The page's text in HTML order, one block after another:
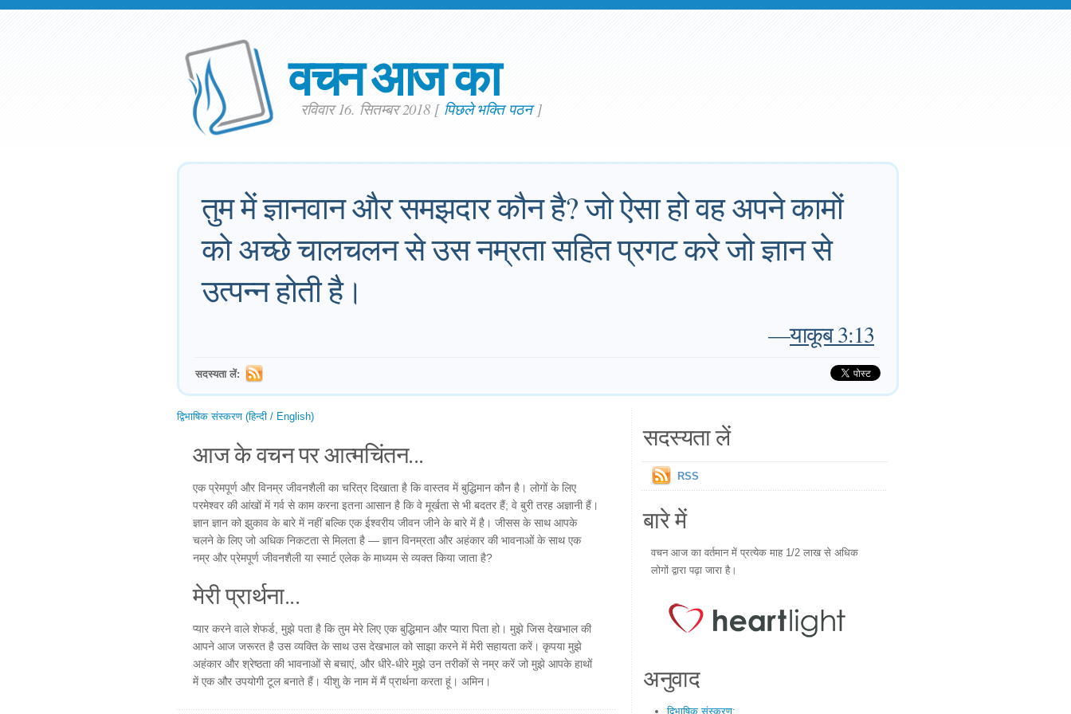
वचन आज का
रविवार 16. सितम्बर 2018 [ पिछले भक्ति पठन]
तुम में ज्ञानवान और समझदार कौन है? जो ऐसा हो वह अपने कामों
को अच्छे चालचलन से उस नम्रता सहित प्रगट करे जो ज्ञान से
उत्पन्न होती है।
—याकूब 3:13
सदस्यता लें:
द्विभाषिक संस्करण (हिन्दी / English)
आज के वचन पर आत्मचिंतन...
एक प्रेमपूर्ण और विनम्र जीवनशैली का चरित्र दिखाता है कि वास्तव में बुद्धिमान कौन है। लोगों के लिए
परमेश्वर की आंखों में गर्व से काम करना इतना आसान है कि वे मूर्खता से भी बदतर हैं; वे बुरी तरह अज्ञानी हैं।
ज्ञान ज्ञान को झुकाव के बारे में नहीं बल्कि एक ईश्वरीय जीवन जीने के बारे में है। जीसस के साथ आपके
चलने के लिए जो अधिक निकटता से मिलता है — ज्ञान विनम्रता और अहंकार की भावनाओं के साथ एक
नम्र और प्रेमपूर्ण जीवनशैली या स्मार्ट एलेक के माध्यम से व्यक्त किया जाता है?
मेरी प्रार्थना...
प्यार करने वाले शेफर्ड, मुझे पता है कि तुम मेरे लिए एक बुद्धिमान और प्यारा पिता हो। मुझे जिस देखभाल की
आपने आज जरूरत है उस व्यक्ति के साथ उस देखभाल को साझा करने में मेरी सहायता करें। कृपया मुझे
अहंकार और श्रेष्ठता की भावनाओं से बचाएं, और धीरे-धीरे मुझे उन तरीकों से नम्र करें जो मुझे आपके हाथों
में एक और उपयोगी टूल बनाते हैं। यीशु के नाम में मैं प्रार्थना करता हूं। अमिन।
सदस्यता लें
RSS
बारे में
वचन आज का वर्तमान में प्रत्येक माह 1/2 लाख से अधिक
लोगों द्वारा पढ़ा जारा है।
अनुवाद
द्विभाषिक संस्करण: